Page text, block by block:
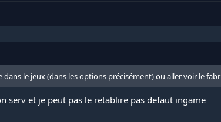
le jeux (dans les options précisément) ou aller voir le
serv et je peut pas le retablire pas defaut ingame